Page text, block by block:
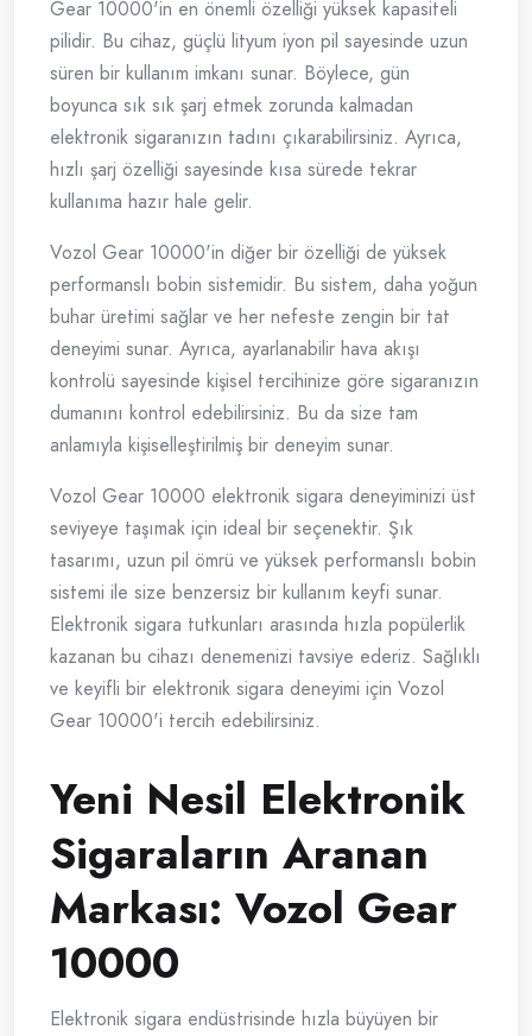
Gear 10000'in en önemli özelliği yüksek kapasiteli
pilidir. Bu cihaz, güçlü lityum iyon pil sayesinde uzun
süren bir kullanım imkanı sunar. Böylece, gün
boyunca sık sık şarj etmek zorunda kalmadan
elektronik sigaranızın tadını çıkarabilirsiniz. Ayrıca,
hızlı şarj özelliği sayesinde kısa sürede tekrar
kullanıma hazır hale gelir.
Vozol Gear 10000'in diğer bir özelliği de yüksek
performanslı bobin sistemidir. Bu sistem, daha yoğun
buhar üretimi sağlar ve her nefeste zengin bir tat
deneyimi sunar. Ayrıca, ayarlanabilir hava akışı
kontrolü sayesinde kişisel tercihinize göre sigaranızın
dumanını kontrol edebilirsiniz. Bu da size tam
anlamıyla kişiselleştirilmiş bir deneyim sunar.
Vozol Gear 10000 elektronik sigara deneyiminizi üst
seviyeye taşımak için ideal bir seçenektir. Şık
tasarımı, uzun pil ömrü ve yüksek performanslı bobin
sistemi ile size benzersiz bir kullanım keyfi sunar.
Elektronik sigara tutkunları arasında hızla popülerlik
kazanan bu cihazı denemenizi tavsiye ederiz. Sağlıklı
ve keyifli bir elektronik sigara deneyimi için Vozol
Gear 10000'i tercih edebilirsiniz.
Yeni Nesil Elektronik
Sigaraların Aranan
Markası: Vozol Gear
10000
Elektronik sigara endüstrisinde hızla büyüyen bir